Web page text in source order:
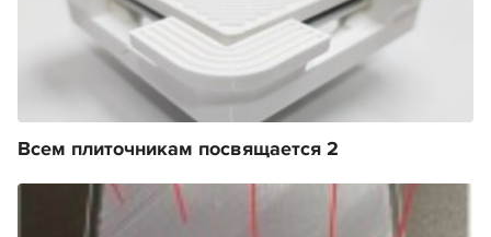
Всем плиточникам посвящается 2